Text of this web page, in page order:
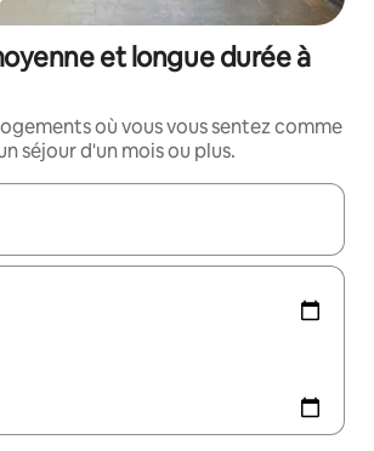
et longue durée à
où vous vous sentez comme
séjour d'un mois ou plus.
s'affichent, utilisez les flèches vers le